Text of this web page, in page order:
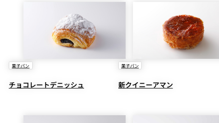
菓子パン
チョコレートデニッシュ
菓子パン
新クイニーアマン